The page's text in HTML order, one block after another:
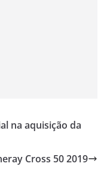
na aquisição da
Cross 50 2019